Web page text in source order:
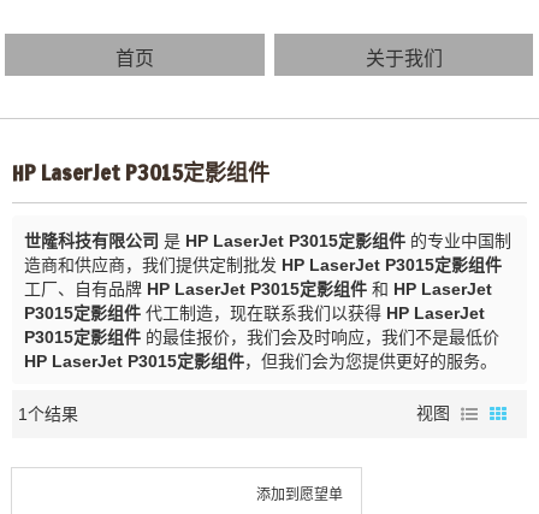
首页 关于我们
产品列表 博客
常见问题
HP LaserJet P3015定影组件
世隆科技有限公司 是 HP LaserJet P3015定影组件 的专业中国制
造商和供应商，我们提供定制批发 HP LaserJet P3015定影组件
工厂、自有品牌 HP LaserJet P3015定影组件 和 HP LaserJet
P3015定影组件 代工制造，现在联系我们以获得 HP LaserJet
P3015定影组件 的最佳报价，我们会及时响应，我们不是最低价
HP LaserJet P3015定影组件，但我们会为您提供更好的服务。
1个结果 视图
添加到愿望单